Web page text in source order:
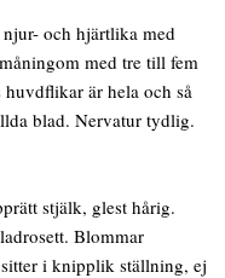
och hjärtlika med
med tre till fem
är hela och så
blad. Nervatur tydlig.
stjälk, glest hårig.
Blommar
i knipplik ställning, ej